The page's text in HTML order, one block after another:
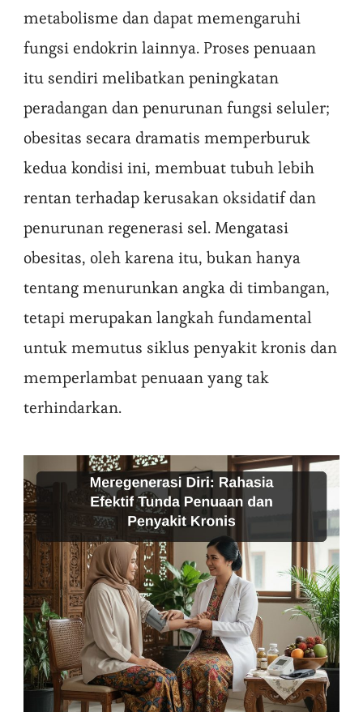
metabolisme dan dapat memengaruhi
fungsi endokrin lainnya. Proses penuaan
itu sendiri melibatkan peningkatan
peradangan dan penurunan fungsi seluler;
obesitas secara dramatis memperburuk
kedua kondisi ini, membuat tubuh lebih
rentan terhadap kerusakan oksidatif dan
penurunan regenerasi sel. Mengatasi
obesitas, oleh karena itu, bukan hanya
tentang menurunkan angka di timbangan,
tetapi merupakan langkah fundamental
untuk memutus siklus penyakit kronis dan
memperlambat penuaan yang tak
terhindarkan.